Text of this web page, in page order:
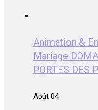
Animation &
Mariage
PORTES DES
Août 04